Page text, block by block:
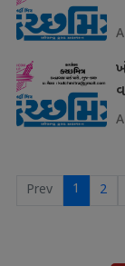
Prev 1 2